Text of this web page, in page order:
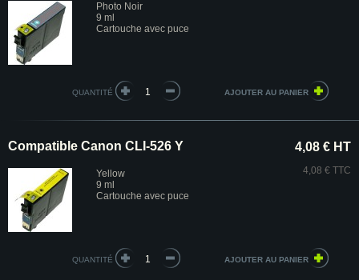
Photo Noir
9 ml
Cartouche avec puce
QUANTITÉ
Compatible Canon CLI-526 Y
Yellow
9 ml
Cartouche avec puce
4,08 € HT
4,08 € TTC
QUANTITÉ